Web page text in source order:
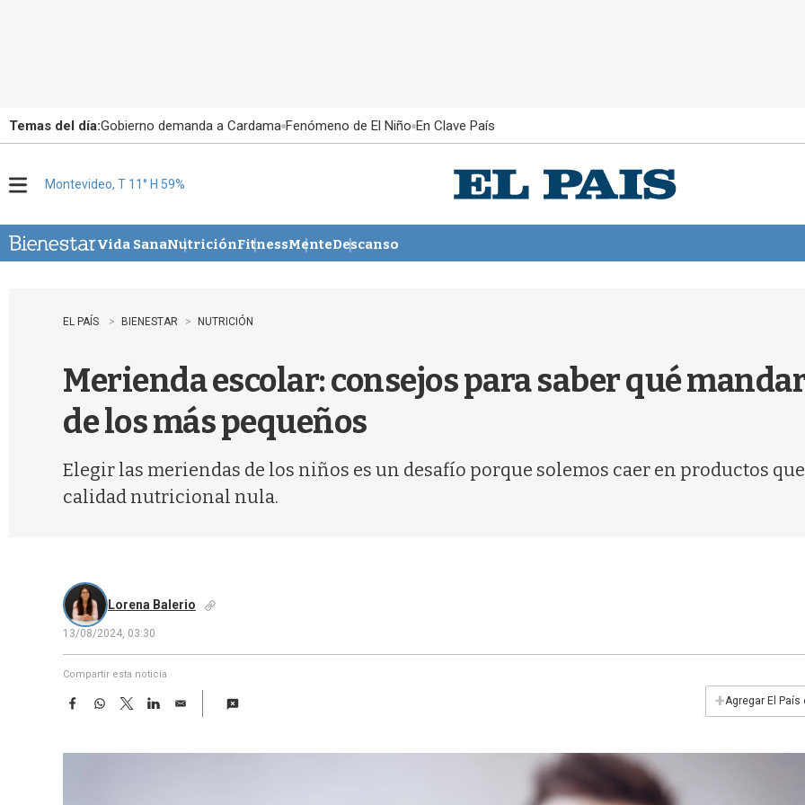
Temas del día:Gobierno demanda a Cardama Fenómeno de El Niño En Clave País
u
Montevideo, T 11° H 59%
Vida SanaNutriciónFitnessMenteDescanso
EL PAÍS BIENESTAR NUTRICIÓN
Merienda escolar: consejos para saber qué
de los más pequeños
Elegir las meriendas de los niños es un desafío porque solemos caer en productos
calidad nutricional nula.
Lorena Balerio
13/08/2024, 03:30
Compartir esta noticia
F
e
W
t
T
w
t
L
k
E
i
+Agregar El País